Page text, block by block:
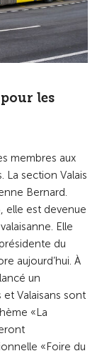
les
membres aux
La section Valais
Bernard.
elle est devenue
Elle
du
aujourd’hui. À
un
et Valaisans sont
«La
«Foire du